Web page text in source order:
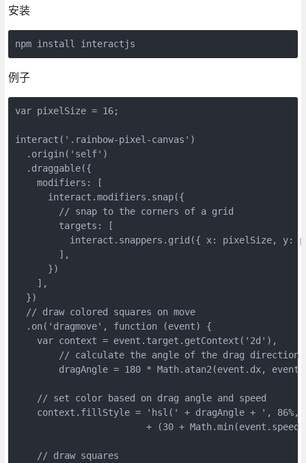
安装
npm install interactjs
例子
var pixelSize = 16;
interact('.rainbow-pixel-canvas')
  .origin('self')
  .draggable({
    modifiers: [
      interact.modifiers.snap({
        // snap to the corners of a grid
        targets: [
interact.snappers.grid({ x: pixelSize, y:
        ],
      })
    ],
  })
  // draw colored squares on move
  .on('dragmove', function (event) {
    var context = event.target.getContext('2d'),
        // calculate the angle of the drag direction
dragAngle = 180 * Math.atan2(event.dx,
    // set color based on drag angle and speed
context.fillStyle = 'hsl(' + dragAngle + ', 86%,
+ (30 + Math.min(event.speed
    // draw squares